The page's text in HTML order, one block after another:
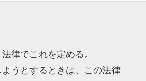
律でこれを定める。
うとするときは、この法律